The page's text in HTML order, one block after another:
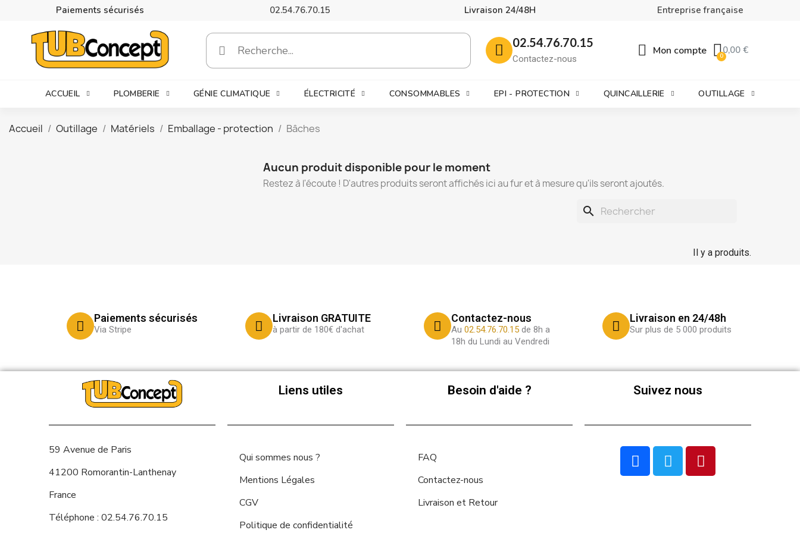
Paiements sécurisés 02.54.76.70.15 Livraison 24/48H Entreprise française
02.54.76.70.15
Contactez-nous
Mon compte 0,00 €
ACCUEIL PLOMBERIE GÉNIE CLIMATIQUE ÉLECTRICITÉ CONSOMMABLES EPI - PROTECTION QUINCAILLERIE OUTILLAGE
Accueil Outillage Matériels Emballage - protection Bâches
Aucun produit disponible pour le moment
Restez à l'écoute ! D'autres produits seront affichés ici au fur et à mesure qu'ils seront ajoutés.
search
Il y a produits.
Paiements sécurisés
Via Stripe
Livraison GRATUITE
à partir de 180€ d'achat
Contactez-nous
Au 02.54.76.70.15 de 8h a
18h du Lundi au Vendredi
Livraison en 24/48h
Sur plus de 5 000 produits
59 Avenue de Paris
41200 Romorantin-Lanthenay
France
Téléphone : 02.54.76.70.15
Liens utiles
Qui sommes nous ?
Mentions Légales
CGV
Politique de confidentialité
Besoin d'aide ?
FAQ
Contactez-nous
Livraison et Retour
Suivez nous